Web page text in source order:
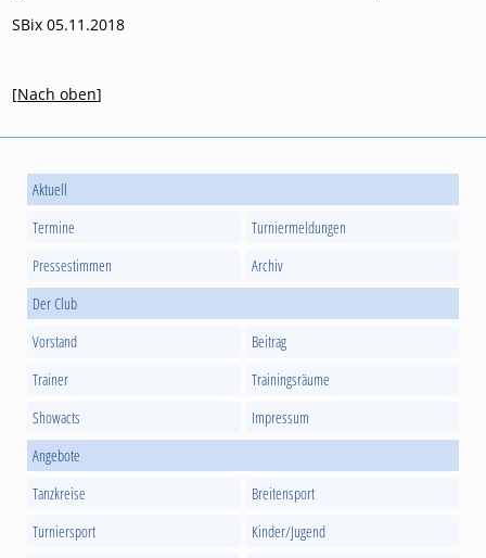
SBix 05.11.2018
[Nach oben]
Aktuell
Termine
Turniermeldungen
Pressestimmen
Archiv
Der Club
Vorstand
Beitrag
Trainer
Trainingsräume
Showacts
Impressum
Angebote
Tanzkreise
Breitensport
Turniersport
Kinder/Jugend